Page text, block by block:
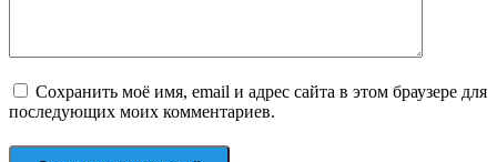
Сохранить моё имя, email и адрес сайта в этом браузере для
последующих моих комментариев.